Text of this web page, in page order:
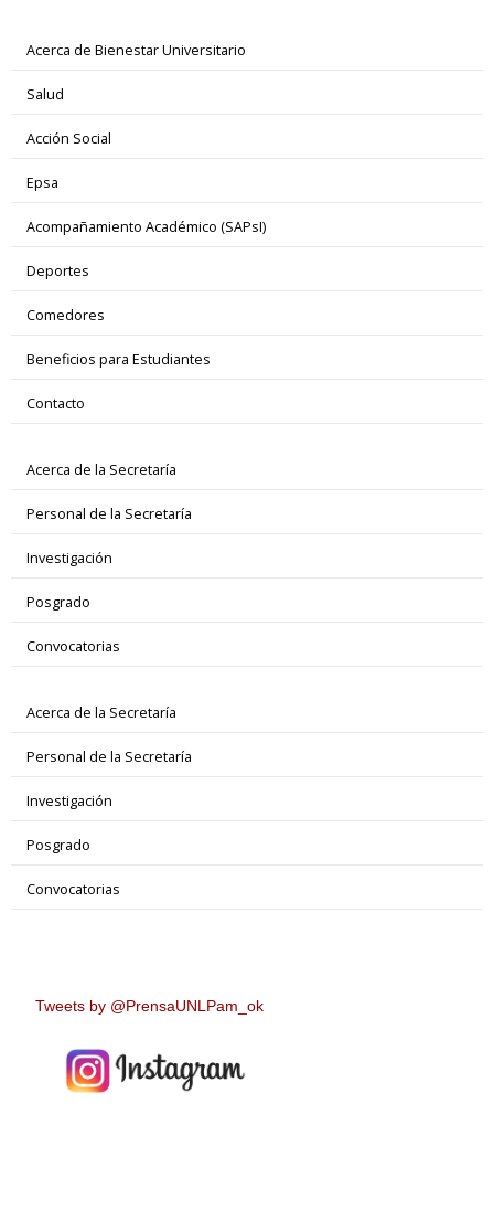
Acerca de Bienestar Universitario
Salud
Acción Social
Epsa
Acompañamiento Académico (SAPsI)
Deportes
Comedores
Beneficios para Estudiantes
Contacto
Acerca de la Secretaría
Personal de la Secretaría
Investigación
Posgrado
Convocatorias
Acerca de la Secretaría
Personal de la Secretaría
Investigación
Posgrado
Convocatorias
Tweets by @PrensaUNLPam_ok